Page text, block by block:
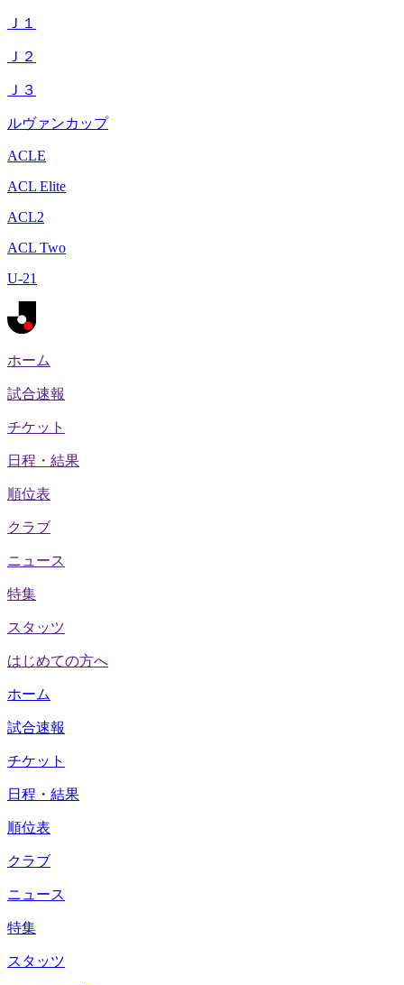
Ｊ１
Ｊ２
Ｊ３
ルヴァンカップ
ACLE
ACL Elite
ACL2
ACL Two
U-21
ホーム
試合速報
チケット
日程・結果
順位表
クラブ
ニュース
特集
スタッツ
はじめての方へ
ホーム
試合速報
チケット
日程・結果
順位表
クラブ
ニュース
特集
スタッツ